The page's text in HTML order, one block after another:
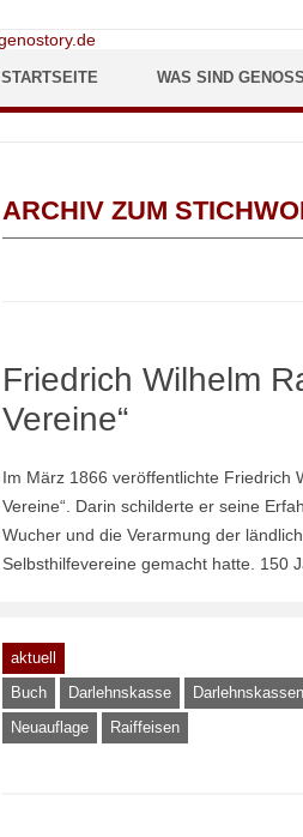
STARTSEITE WAS SIND
ARCHIV ZUM
Friedrich Wilhelm
Vereine“
Im März 1866 veröffentlichte Friedrich
Vereine“. Darin schilderte er seine
Wucher und die Verarmung der
Selbsthilfevereine gemacht hatte. 150
aktuell
Buch
Darlehnskasse
Neuauflage
Raiffeisen